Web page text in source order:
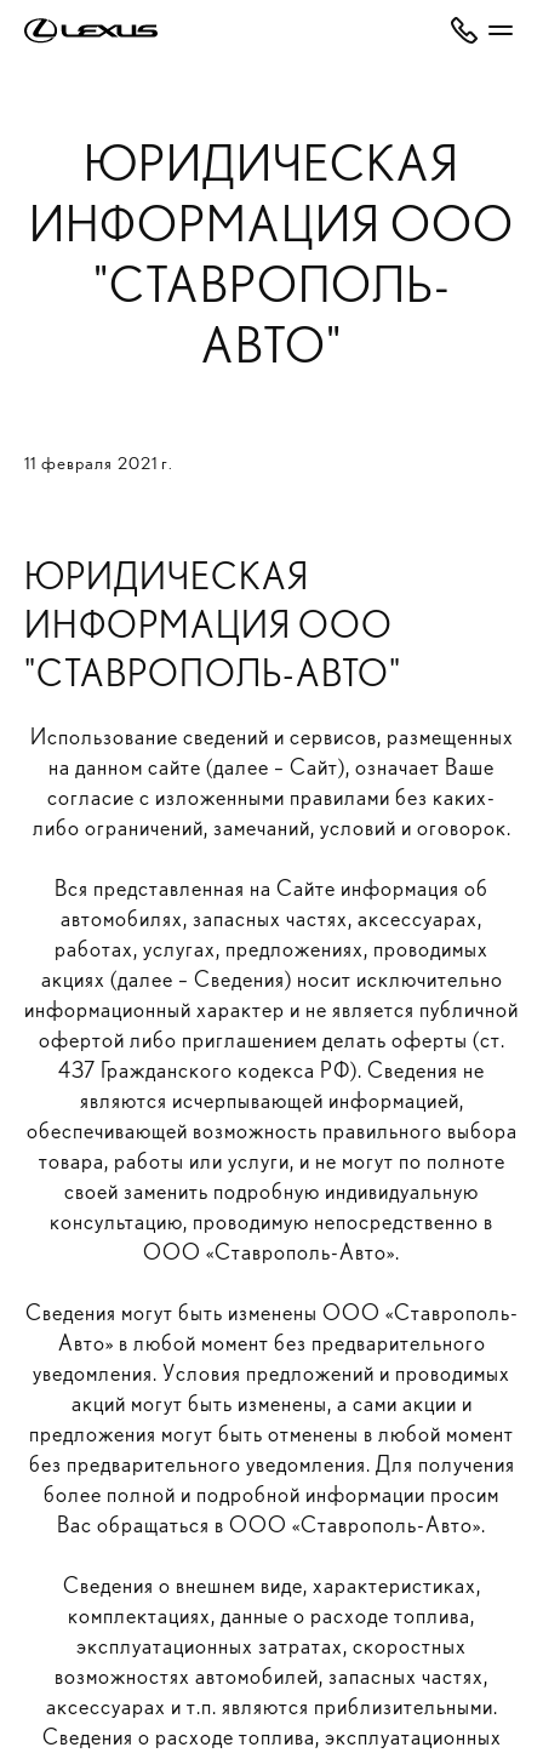
ЮРИДИЧЕСКАЯ
ИНФОРМАЦИЯ ООО
"СТАВРОПОЛЬ-
АВТО"
11 февраля 2021 г.
ЮРИДИЧЕСКАЯ
ИНФОРМАЦИЯ ООО
"СТАВРОПОЛЬ-АВТО"
Использование сведений и сервисов, размещенных
на данном сайте (далее – Сайт), означает Ваше
согласие с изложенными правилами без каких-
либо ограничений, замечаний, условий и оговорок.
Вся представленная на Сайте информация об
автомобилях, запасных частях, аксессуарах,
работах, услугах, предложениях, проводимых
акциях (далее – Сведения) носит исключительно
информационный характер и не является публичной
офертой либо приглашением делать оферты (ст.
437 Гражданского кодекса РФ). Сведения не
являются исчерпывающей информацией,
обеспечивающей возможность правильного выбора
товара, работы или услуги, и не могут по полноте
своей заменить подробную индивидуальную
консультацию, проводимую непосредственно в
ООО «Ставрополь-Авто».
Сведения могут быть изменены ООО «Ставрополь-
Авто» в любой момент без предварительного
уведомления. Условия предложений и проводимых
акций могут быть изменены, а сами акции и
предложения могут быть отменены в любой момент
без предварительного уведомления. Для получения
более полной и подробной информации просим
Вас обращаться в ООО «Ставрополь-Авто».
Сведения о внешнем виде, характеристиках,
комплектациях, данные о расходе топлива,
эксплуатационных затратах, скоростных
возможностях автомобилей, запасных частях,
аксессуарах и т.п. являются приблизительными.
Сведения о расходе топлива, эксплуатационных